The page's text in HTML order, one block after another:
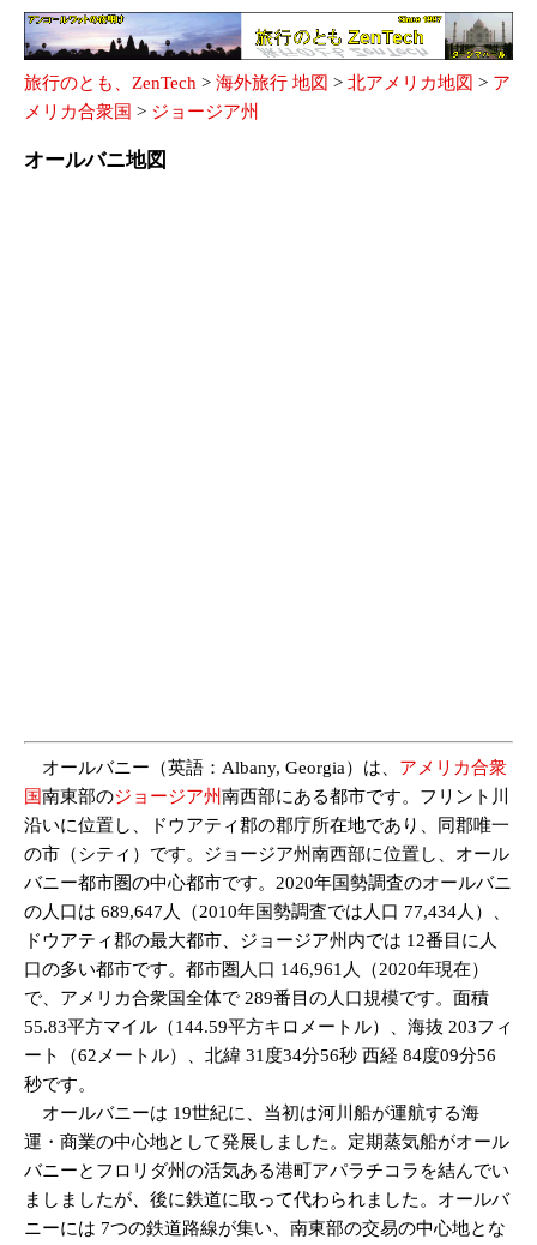
旅行のとも、ZenTech > 海外旅行 地図 > 北アメリカ地図 > ア
メリカ合衆国 > ジョージア州
オールバニ地図
オールバニー（英語：Albany, Georgia）は、 アメリカ合衆
国南東部のジョージア州南西部にある都市です。フリント川
沿いに位置し、ドウアティ郡の郡庁所在地であり、同郡唯一
の市（シティ）です。ジョージア州南西部に位置し、オール
バニー都市圏の中心都市です。2020年国勢調査のオールバニ
の人口は 689,647人（2010年国勢調査では人口 77,434人）、
ドウアティ郡の最大都市、ジョージア州内では 12番目に人
口の多い都市です。都市圏人口 146,961人（2020年現在）
で、アメリカ合衆国全体で 289番目の人口規模です。面積
55.83平方マイル（144.59平方キロメートル）、海抜 203フィ
ート（62メートル）、北緯 31度34分56秒 西経 84度09分56
秒です。
オールバニーは 19世紀に、当初は河川船が運航する海
運・商業の中心地として発展しました。定期蒸気船がオール
バニーとフロリダ州の活気ある港町アパラチコラを結んでい
ましましたが、後に鉄道に取って代わられました。オールバ
ニーには 7つの鉄道路線が集い、南東部の交易の中心地とな